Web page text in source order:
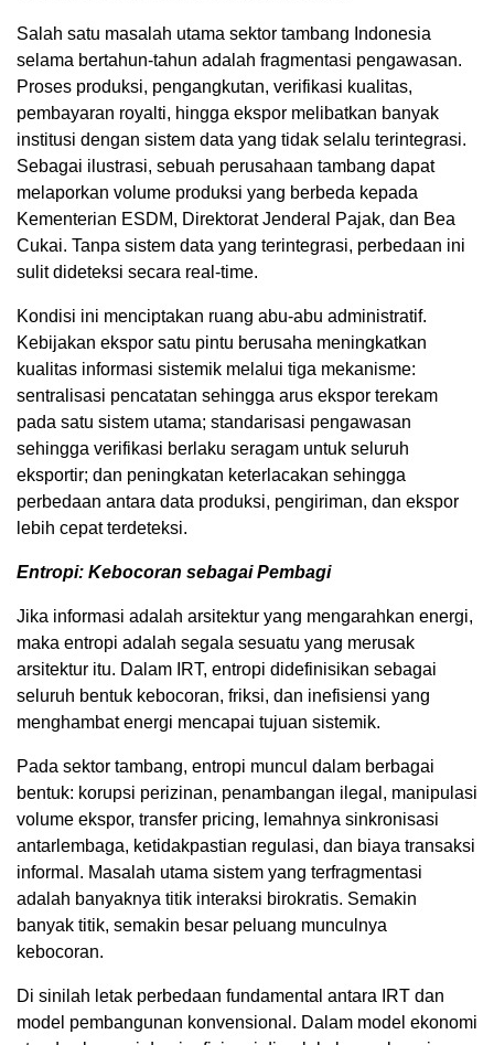
Salah satu masalah utama sektor tambang Indonesia
selama bertahun-tahun adalah fragmentasi pengawasan.
Proses produksi, pengangkutan, verifikasi kualitas,
pembayaran royalti, hingga ekspor melibatkan banyak
institusi dengan sistem data yang tidak selalu terintegrasi.
Sebagai ilustrasi, sebuah perusahaan tambang dapat
melaporkan volume produksi yang berbeda kepada
Kementerian ESDM, Direktorat Jenderal Pajak, dan Bea
Cukai. Tanpa sistem data yang terintegrasi, perbedaan ini
sulit dideteksi secara real-time.
Kondisi ini menciptakan ruang abu-abu administratif.
Kebijakan ekspor satu pintu berusaha meningkatkan
kualitas informasi sistemik melalui tiga mekanisme:
sentralisasi pencatatan sehingga arus ekspor terekam
pada satu sistem utama; standarisasi pengawasan
sehingga verifikasi berlaku seragam untuk seluruh
eksportir; dan peningkatan keterlacakan sehingga
perbedaan antara data produksi, pengiriman, dan ekspor
lebih cepat terdeteksi.
Entropi: Kebocoran sebagai Pembagi
Jika informasi adalah arsitektur yang mengarahkan energi,
maka entropi adalah segala sesuatu yang merusak
arsitektur itu. Dalam IRT, entropi didefinisikan sebagai
seluruh bentuk kebocoran, friksi, dan inefisiensi yang
menghambat energi mencapai tujuan sistemik.
Pada sektor tambang, entropi muncul dalam berbagai
bentuk: korupsi perizinan, penambangan ilegal, manipulasi
volume ekspor, transfer pricing, lemahnya sinkronisasi
antarlembaga, ketidakpastian regulasi, dan biaya transaksi
informal. Masalah utama sistem yang terfragmentasi
adalah banyaknya titik interaksi birokratis. Semakin
banyak titik, semakin besar peluang munculnya
kebocoran.
Di sinilah letak perbedaan fundamental antara IRT dan
model pembangunan konvensional. Dalam model ekonomi